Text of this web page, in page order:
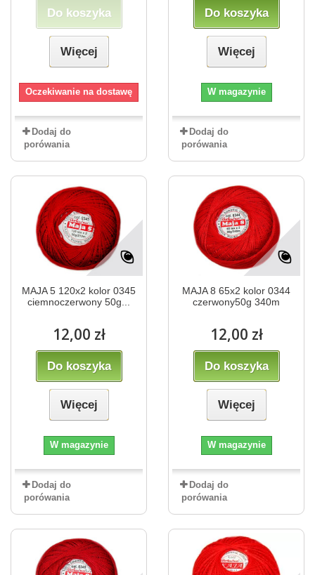
Do koszyka
Więcej
Oczekiwanie na dostawę
Dodaj do
porówania
Do koszyka
Więcej
W magazynie
Dodaj do
porówania
MAJA 5 120x2 kolor 0345
ciemnoczerwony 50g...
12,00 zł
Do koszyka
Więcej
W magazynie
Dodaj do
porówania
MAJA 8 65x2 kolor 0344
czerwony50g 340m
12,00 zł
Do koszyka
Więcej
W magazynie
Dodaj do
porówania